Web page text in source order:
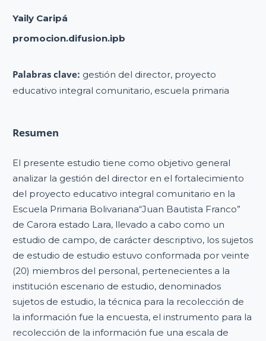
Yaily Caripá
promocion.difusion.ipb
Palabras clave: gestión del director, proyecto
educativo integral comunitario, escuela primaria
Resumen
El presente estudio tiene como objetivo general
analizar la gestión del director en el fortalecimiento
del proyecto educativo integral comunitario en la
Escuela Primaria Bolivariana“Juan Bautista Franco”
de Carora estado Lara, llevado a cabo como un
estudio de campo, de carácter descriptivo, los sujetos
de estudio de estudio estuvo conformada por veinte
(20) miembros del personal, pertenecientes a la
institución escenario de estudio, denominados
sujetos de estudio, la técnica para la recolección de
la información fue la encuesta, el instrumento para la
recolección de la información fue una escala de